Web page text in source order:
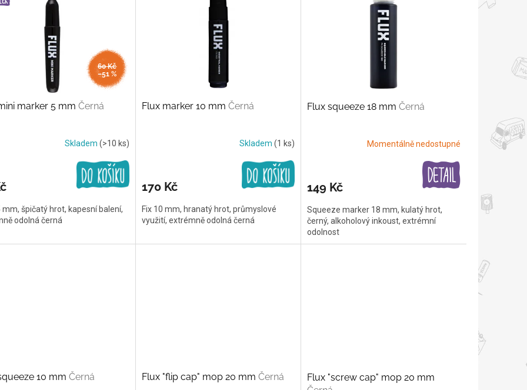
60 Kč
–51 %
marker 5 mm Černá
Skladem (>10 ks)
mm, špičatý hrot, kapesní balení,
odolná černá
Flux marker 10 mm Černá
Skladem (1 ks)
170 Kč
Fix 10 mm, hranatý hrot, průmyslové
využití, extrémně odolná černá
Flux squeeze 18 mm Černá
Momentálně nedostupné
149 Kč
Squeeze marker 18 mm, kulatý hrot,
černý, alkoholový inkoust, extrémní
odolnost
10 mm Černá Flux "flip cap" mop 20 mm Černá
Flux "screw cap" mop 20 mm